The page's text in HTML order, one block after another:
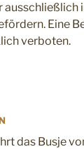
ausschließlich
Eine
verboten.
das Busje